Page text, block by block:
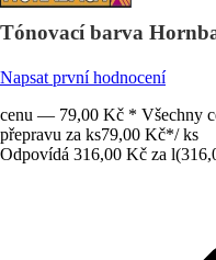
Tónovací barva
Napsat první hodnocení
cenu — 79,00 Kč * Všechny
přepravu za ks79,00 Kč*/ ks
Odpovídá 316,00 Kč za l(